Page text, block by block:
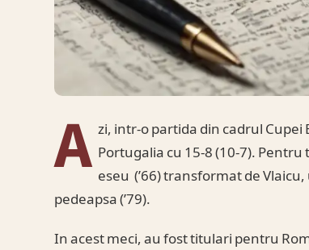
A zi, intr-o partida din cadrul
Portugalia cu 15-8 (10-7).
eseu (’66) transformat de
pedeapsa (’79).
In acest meci, au fost titulari pentru